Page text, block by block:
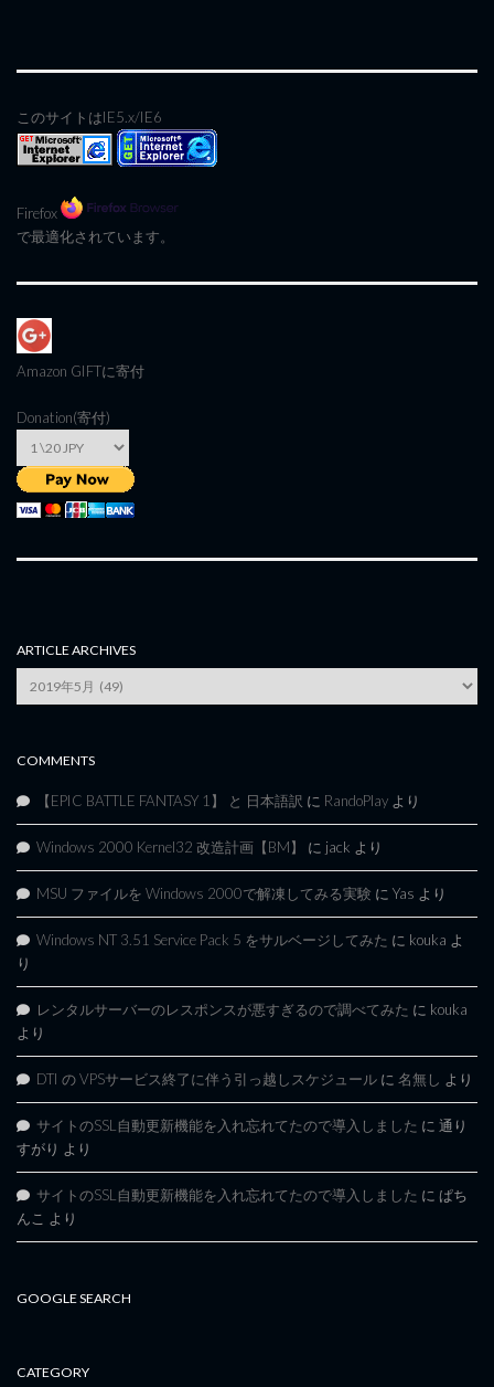
このサイトはIE5.x/IE6
Firefox
で最適化されています。
Amazon GIFTに寄付
Donation(寄付)
ARTICLE ARCHIVES
Archives
COMMENTS
【EPIC BATTLE FANTASY 1】 と 日本語訳 に RandoPlay より
Windows 2000 Kernel32 改造計画【BM】 に jack より
MSU ファイルを Windows 2000で解凍してみる実験 に Yas より
Windows NT 3.51 Service Pack 5 をサルベージしてみた に kouka よ
り
レンタルサーバーのレスポンスが悪すぎるので調べてみた に kouka
より
DTI の VPSサービス終了に伴う引っ越しスケジュール に 名無し より
サイトのSSL自動更新機能を入れ忘れてたので導入しました に 通り
すがり より
サイトのSSL自動更新機能を入れ忘れてたので導入しました に ぱち
んこ より
GOOGLE SEARCH
CATEGORY